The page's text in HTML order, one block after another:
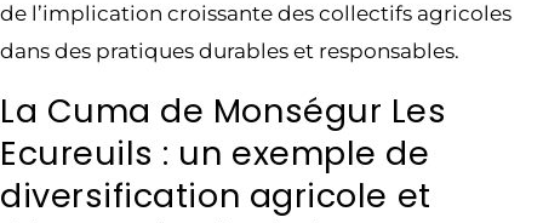
de l’implication croissante des collectifs agricoles
dans des pratiques durables et responsables.
La Cuma de Monségur Les
Ecureuils : un exemple de
diversification agricole et